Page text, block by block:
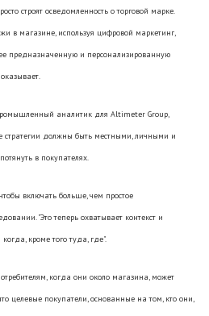
строят осведомленность о торговой марке.
в магазине, используя цифровой маркетинг,
предназначенную и персонализированную
аналитик для Altimeter Group,
стратегии должны быть местными, личными и
в покупателях.
включать больше, чем простое
"Это теперь охватывает контекст и
кроме того туда, где".
когда они около магазина, может
целевые покупатели, основанные на том, кто они,